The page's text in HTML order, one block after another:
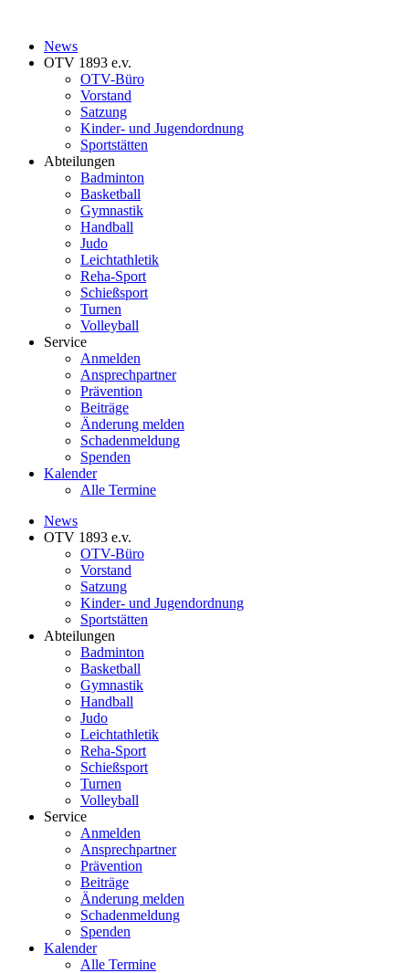
News
OTV 1893 e.v.
OTV-Büro
Vorstand
Satzung
Kinder- und Jugendordnung
Sportstätten
Abteilungen
Badminton
Basketball
Gymnastik
Handball
Judo
Leichtathletik
Reha-Sport
Schießsport
Turnen
Volleyball
Service
Anmelden
Ansprechpartner
Prävention
Beiträge
Änderung melden
Schadenmeldung
Spenden
Kalender
Alle Termine
News
OTV 1893 e.v.
OTV-Büro
Vorstand
Satzung
Kinder- und Jugendordnung
Sportstätten
Abteilungen
Badminton
Basketball
Gymnastik
Handball
Judo
Leichtathletik
Reha-Sport
Schießsport
Turnen
Volleyball
Service
Anmelden
Ansprechpartner
Prävention
Beiträge
Änderung melden
Schadenmeldung
Spenden
Kalender
Alle Termine